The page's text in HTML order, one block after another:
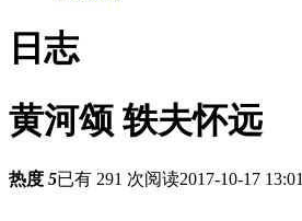
日志
黄河颂 轶夫怀远
热度 5已有 291 次阅读2017-10-17 13:01